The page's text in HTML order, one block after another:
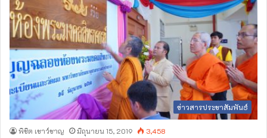
ข่าวสารประชาสัมพันธ์
พิชิต เชาว์ชาญ มิถุนายน 15, 2019 3,458